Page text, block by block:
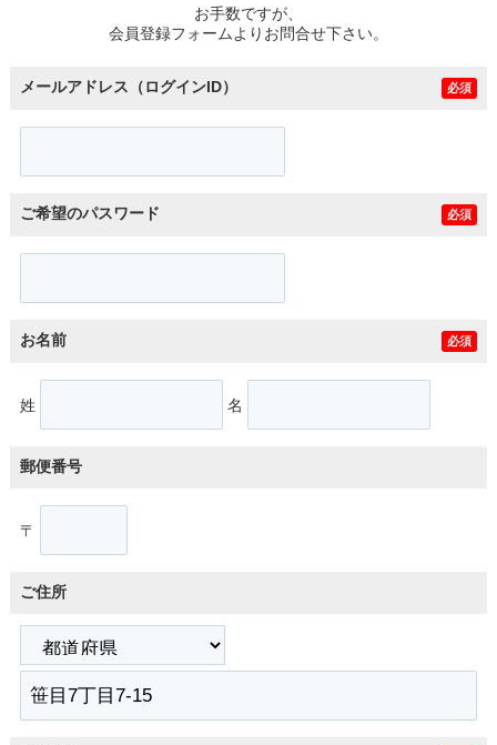
お手数ですが、
会員登録フォームよりお問合せ下さい。
メールアドレス（ログインID） 必須
ご希望のパスワード 必須
お名前 必須
姓 名
郵便番号
〒
ご住所